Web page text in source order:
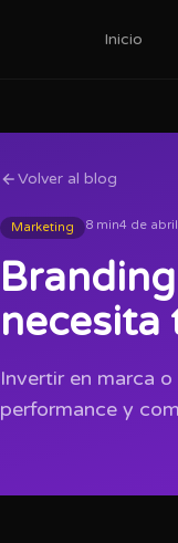
Inicio
Volver al blog
Marketing 8 min4 de
necesita
Invertir en marca
performance y